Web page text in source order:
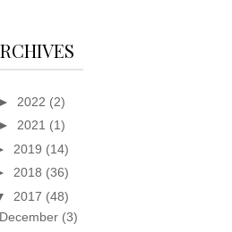
► 2022 (2)
► 2021 (1)
2019 (14)
2018 (36)
2017 (48)
December (3)